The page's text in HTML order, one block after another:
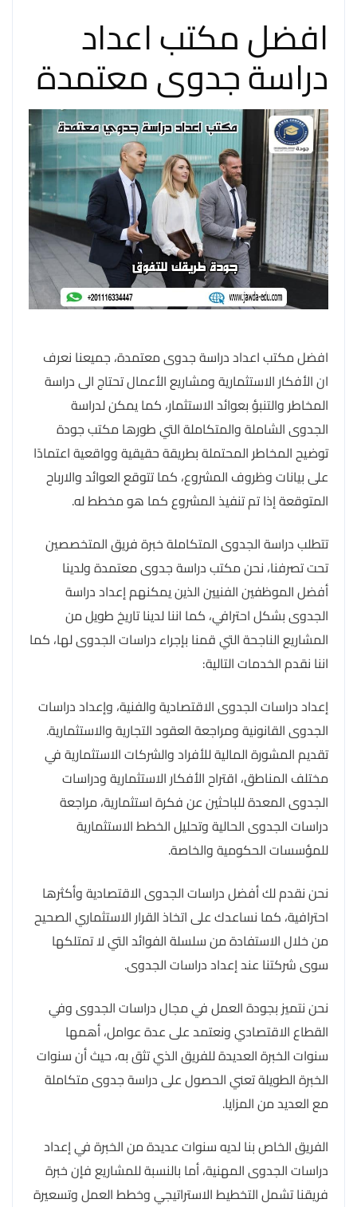
افضل مكتب اعداد
دراسة جدوى معتمدة
افضل مكتب اعداد دراسة جدوى معتمدة، جميعنا نعرف
ان الأفكار الاستثمارية ومشاريع الأعمال تحتاج الى دراسة
المخاطر والتنبؤ بعوائد الاستثمار، كما يمكن لدراسة
الجدوى الشاملة والمتكاملة التي طورها مكتب جودة
توضيح المخاطر المحتملة بطريقة حقيقية وواقعية اعتمادًا
على بيانات وظروف المشروع، كما تتوقع العوائد والارباح
المتوقعة إذا تم تنفيذ المشروع كما هو مخطط له.
تتطلب دراسة الجدوى المتكاملة خبرة فريق المتخصصين
تحت تصرفنا، نحن مكتب دراسة جدوى معتمدة ولدينا
أفضل الموظفين الفنيين الذين يمكنهم إعداد دراسة
الجدوى بشكل احترافي، كما اننا لدينا تاريخ طويل من
المشاريع الناجحة التي قمنا بإجراء دراسات الجدوى لها، كما
اننا نقدم الخدمات التالية:
إعداد دراسات الجدوى الاقتصادية والفنية، وإعداد دراسات
الجدوى القانونية ومراجعة العقود التجارية والاستثمارية.
تقديم المشورة المالية للأفراد والشركات الاستثمارية في
مختلف المناطق، اقتراح الأفكار الاستثمارية ودراسات
الجدوى المعدة للباحثين عن فكرة استثمارية، مراجعة
دراسات الجدوى الحالية وتحليل الخطط الاستثمارية
للمؤسسات الحكومية والخاصة.
نحن نقدم لك أفضل دراسات الجدوى الاقتصادية وأكثرها
احترافية، كما نساعدك على اتخاذ القرار الاستثماري الصحيح
من خلال الاستفادة من سلسلة الفوائد التي لا تمتلكها
سوى شركتنا عند إعداد دراسات الجدوى.
نحن نتميز بجودة العمل في مجال دراسات الجدوى وفي
القطاع الاقتصادي ونعتمد على عدة عوامل، أهمها
سنوات الخبرة العديدة للفريق الذي تثق به، حيث أن سنوات
الخبرة الطويلة تعني الحصول على دراسة جدوى متكاملة
مع العديد من المزايا.
الفريق الخاص بنا لديه سنوات عديدة من الخبرة في إعداد
دراسات الجدوى المهنية، أما بالنسبة للمشاريع فإن خبرة
فريقنا تشمل التخطيط الاستراتيجي وخطط العمل وتسعيرة